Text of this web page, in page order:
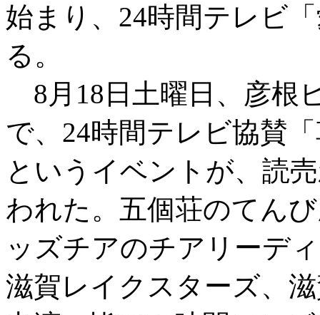
始まり、24時間テレビ
る。
8月18日土曜日、彦根
で、24時間テレビ協賛
というイベントが、読
われた。五個荘のてん
ッズチアのチアリーデ
滋賀レイクスターズ、